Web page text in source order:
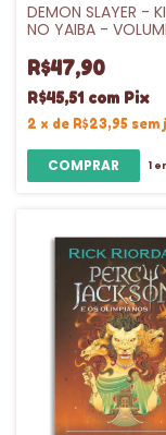
DEMON SLAYER -
NO YAIBA -
R$47,90
R$45,51 com Pix
2 x de R$23,95 sem
1